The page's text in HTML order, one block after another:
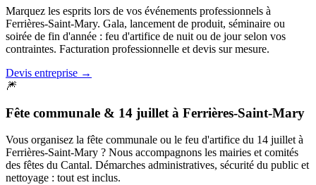
Marquez les esprits lors de vos événements professionnels à
Ferrières-Saint-Mary. Gala, lancement de produit, séminaire ou
soirée de fin d'année : feu d'artifice de nuit ou de jour selon vos
contraintes. Facturation professionnelle et devis sur mesure.
Devis entreprise →
🎆
Fête communale & 14 juillet à Ferrières-Saint-Mary
Vous organisez la fête communale ou le feu d'artifice du 14 juillet à
Ferrières-Saint-Mary ? Nous accompagnons les mairies et comités
des fêtes du Cantal. Démarches administratives, sécurité du public et
nettoyage : tout est inclus.